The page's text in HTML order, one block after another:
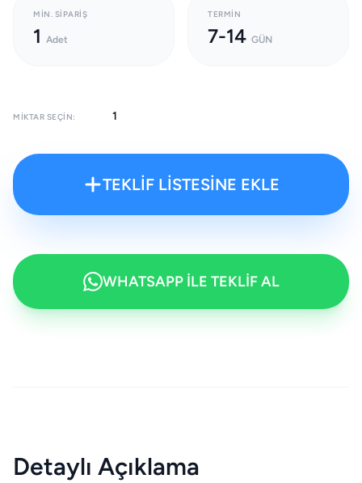
MIN. SIPARIŞ
1 Adet
TERMIN
7-14 GÜN
MIKTAR SEÇIN:
TEKLİF LİSTESİNE EKLE
WHATSAPP İLE TEKLİF AL
Detaylı Açıklama